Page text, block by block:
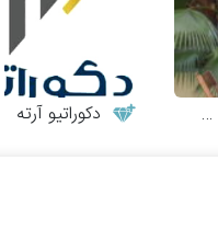
دکوراتیو آرته